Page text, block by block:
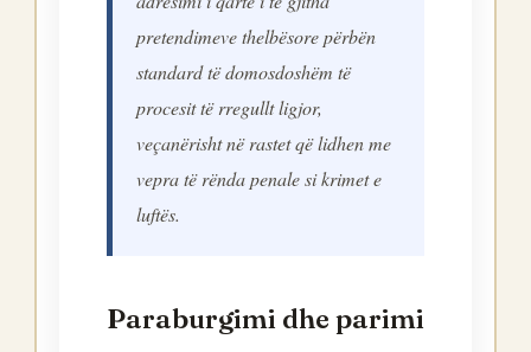
pretendimeve thelbësore përbën
standard të domosdoshëm të
procesit të rregullt ligjor,
veçanërisht në rastet që lidhen me
vepra të rënda penale si krimet e
luftës.
Paraburgimi dhe parimi